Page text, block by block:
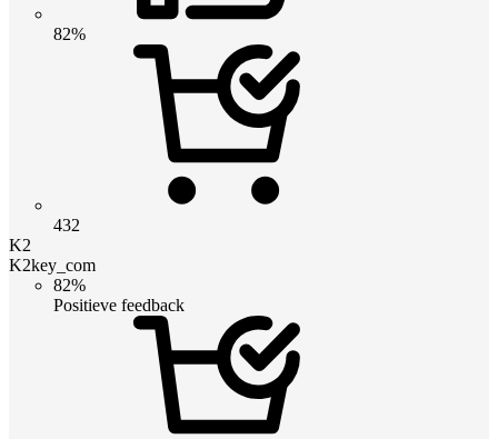
82%
432
K2
K2key_com
82%
Positieve feedback